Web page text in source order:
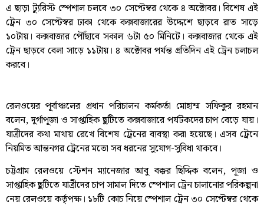
এ ছাড়া ট্যুরিস্ট স্পেশাল চলবে ৩০ সেপ্টেম্বর থেকে ৪ অক্টোবর। বিশেষ এই
ট্রেন ৩০ সেপ্টেস্বর ঢাকা থেকে কক্সবাজারের উদ্দেশে ছাড়বে রাত সাড়ে
১০টায়। কক্সবাজার পৌঁছাবে সকাল ৬টা ৫০ মিনিটে। কক্সবাজার থেকে এই
ট্রেন ছাড়বে বেলা সাড়ে ১১টায়। ৪ অক্টোবর পর্যন্ত প্রতিদিন এই ট্রেন চলাচল
করবে।
রেলওয়ের পূর্বাঞ্চলের প্রধান পরিচালন কর্মকর্তা মোহাম্ম সফিকুর রহমান
বলেন, দুর্গাপূজা ও সাপ্তাহিক ছুটিতে কক্সবাজারে পর্যটকদের চাপ বেড়ে যায়।
যাত্রীদের কথা মাথায় রেখে বিশেষ ট্রেনের ব্যবস্থা করা হয়েছে। এসব ট্রেনে
নিয়মিত আন্তনগর ট্রেনের মতো সব ধরনের সুযোগ-সুবিধা থাকবে।
চট্টগ্রাম রেলওয়ে স্টেশন ম্যানেজার আবু বক্কর ছিদ্দিক বলেন, পূজা ও
সাপ্তাহিক ছুটিতে যাত্রীদের চাপ সামাল দিতে স্পেশাল ট্রেন চালানোর পরিকল্পনা
নেয় রেলওয়ে কর্তৃপক্ষ। ১৮টি কোচ নিয়ে স্পেশাল ট্রেন ৩০ সেপ্টেম্বর থেকে